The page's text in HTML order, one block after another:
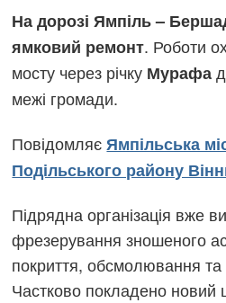
На дорозі Ямпіль –
ямковий ремонт. Роботи
мосту через річку Мурафа
межі громади.
Повідомляє Ямпільська
Подільського району
Підрядна організація вже
фрезерування зношеного
покриття, обсмолювання та
Частково покладено новий